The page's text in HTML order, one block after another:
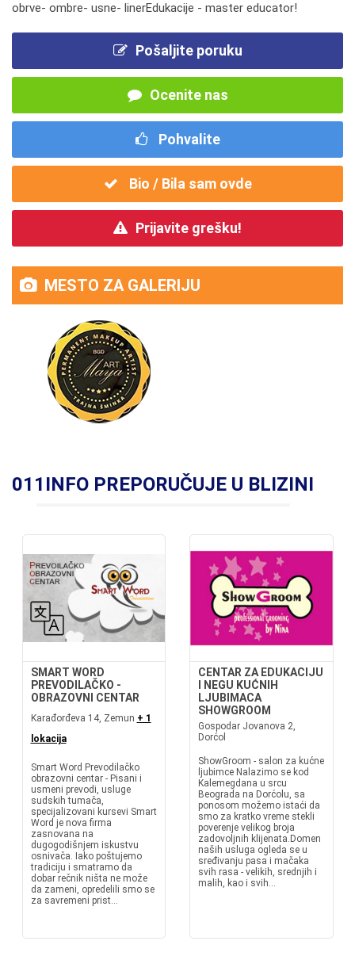
obrve- ombre- usne- linerEdukacije - master educator!
Pošaljite poruku
Ocenite nas
Pohvalite
Bio / Bila sam ovde
Prijavite grešku!
MESTO ZA GALERIJU
011INFO PREPORUČUJE U BLIZINI
SMART WORD
PREVODILAČKO -
OBRAZOVNI CENTAR
Karađorđeva 14, Zemun + 1
lokacija
Smart Word Prevodilačko
obrazovni centar - Pisani i
usmeni prevodi, usluge
sudskih tumača,
specijalizovani kursevi Smart
Word je nova firma
zasnovana na
dugogodišnjem iskustvu
osnivača. Iako poštujemo
tradiciju i smatramo da
dobar rečnik ništa ne može
da zameni, opredelili smo se
za savremeni prist...
CENTAR ZA EDUKACIJU
I NEGU KUĆNIH
LJUBIMACA
SHOWGROOM
Gospodar Jovanova 2,
Dorćol
ShowGroom - salon za kućne
ljubimce Nalazimo se kod
Kalemegdana u srcu
Beograda na Dorćolu, sa
ponosom možemo istaći da
smo za kratko vreme stekli
poverenje velikog broja
zadovoljnih klijenata.Domen
naših usluga ogleda se u
sređivanju pasa i mačaka
svih rasa - velikih, srednjih i
malih, kao i svih...